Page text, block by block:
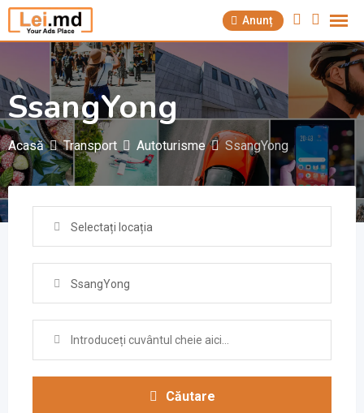
Săriți
la
Anunț
SsangYong
Acasă Transport Autoturisme SsangYong
Selectați locația
SsangYong
Căutare